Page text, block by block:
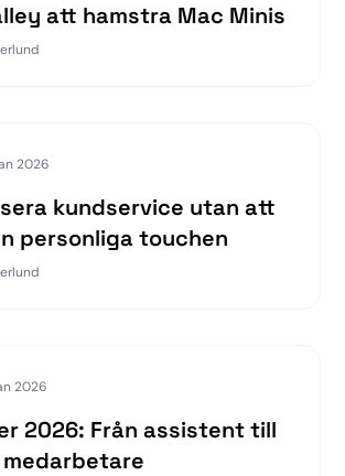
att hamstra Mac Minis
2026
kundservice utan att
personliga touchen
2026
2026: Från assistent till